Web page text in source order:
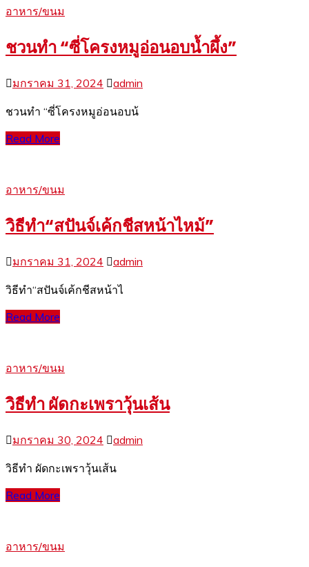
อาหาร/ขนม
ชวนทำ “ซี่โครงหมูอ่อนอบน้ำผึ้ง”
มกราคม 31, 2024 admin
ชวนทำ “ซี่โครงหมูอ่อนอบน้
Read More
อาหาร/ขนม
วิธีทำ“สปันจ์เค้กชีสหน้าไหม้”
มกราคม 31, 2024 admin
วิธีทำ“สปันจ์เค้กชีสหน้าไ
Read More
อาหาร/ขนม
วิธีทำ ผัดกะเพราวุ้นเส้น
มกราคม 30, 2024 admin
วิธีทำ ผัดกะเพราวุ้นเส้น
Read More
อาหาร/ขนม